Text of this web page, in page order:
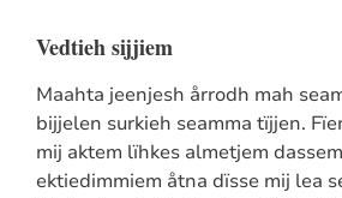
Vedtieh sijjiem
Maahta jeenjesh årrodh mah
bijjelen surkieh seamma tïjjen.
mij aktem lïhkes almetjem
ektiedimmiem åtna dïsse mij lea